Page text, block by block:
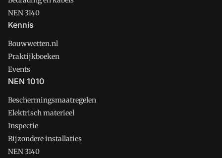
NEN 3140
Kennis
Bouwwetten.nl
Praktijkboeken
Events
NEN 1010
Beschermingsmaatregelen
Elektrisch materieel
Inspectie
Bijzondere installaties
NEN 3140